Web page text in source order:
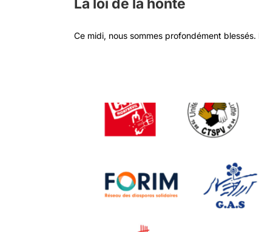
La loi de la honte
Ce midi, nous sommes profondément